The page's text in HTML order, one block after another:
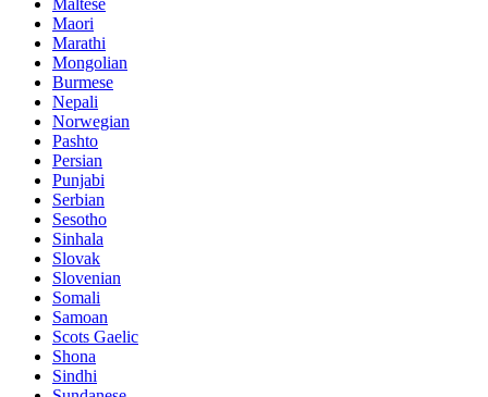
Maori
Marathi
Mongolian
Burmese
Nepali
Norwegian
Pashto
Persian
Punjabi
Serbian
Sesotho
Sinhala
Slovak
Slovenian
Somali
Samoan
Scots Gaelic
Shona
Sindhi